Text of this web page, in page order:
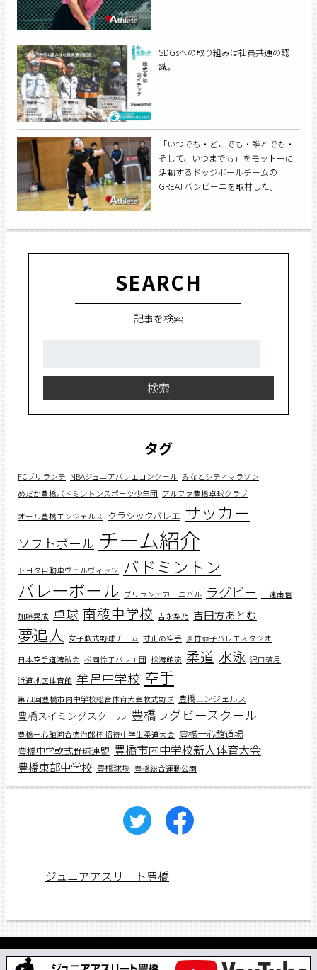
SDGsへの取り組みは社員共通の認
識。
「いつでも・どこでも・誰とでも・
そして、いつまでも」をモットーに
活動するドッジボールチームの
GREATバンビーニを取材した。
SEARCH
記事を検索
検索
タグ
FCブリランテ NBAジュニアバレエコンクール みなとシティマラソン
めだか豊橋バドミントンスポーツ少年団 アルファ豊橋卓球クラブ
オール豊橋エンジェルス クラシックバレエ サッカー
ソフトボール チーム紹介
トヨタ自動車ヴェルヴィッツ バドミントン
バレーボール ブリランテカーニバル ラグビー 三遠南信
加藤晃成 卓球 南稜中学校 吉永梨乃 吉田方あとむ
夢追人 女子軟式野球チーム 寸止め空手 斎竹恭子バレエスタジオ
日本空手道濤誠会 松岡怜子バレエ団 松濤館流 柔道 水泳 沢口璃月
浜道地区体育館 牟呂中学校 空手
第71回豊橋市内中学校総合体育大会軟式野球 豊橋エンジェルス
豊橋スイミングスクール 豊橋ラグビースクール
豊橋一心館河合徳治郎杯 招待中学生柔道大会 豊橋一心館道場
豊橋中学軟式野球連盟 豊橋市内中学校新人体育大会
豊橋東部中学校 豊橋球場 豊橋総合運動公園
ジュニアアスリート豊橋